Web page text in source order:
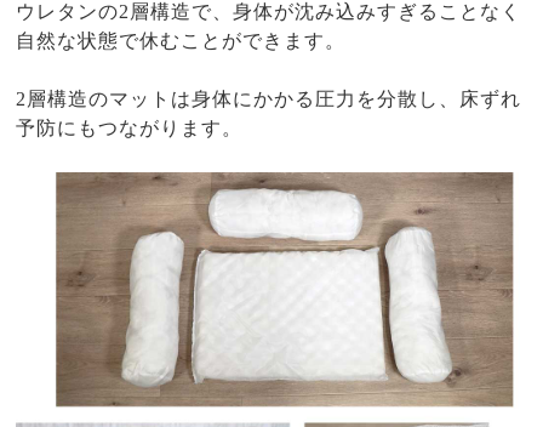
ウレタンの2層構造で、身体が沈み込みすぎることなく
自然な状態で休むことができます。
2層構造のマットは身体にかかる圧力を分散し、床ずれ
予防にもつながります。